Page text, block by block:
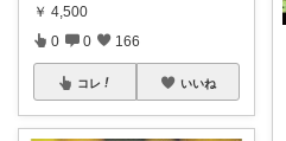
￥ 4,500
0 0 166
コレ いいね